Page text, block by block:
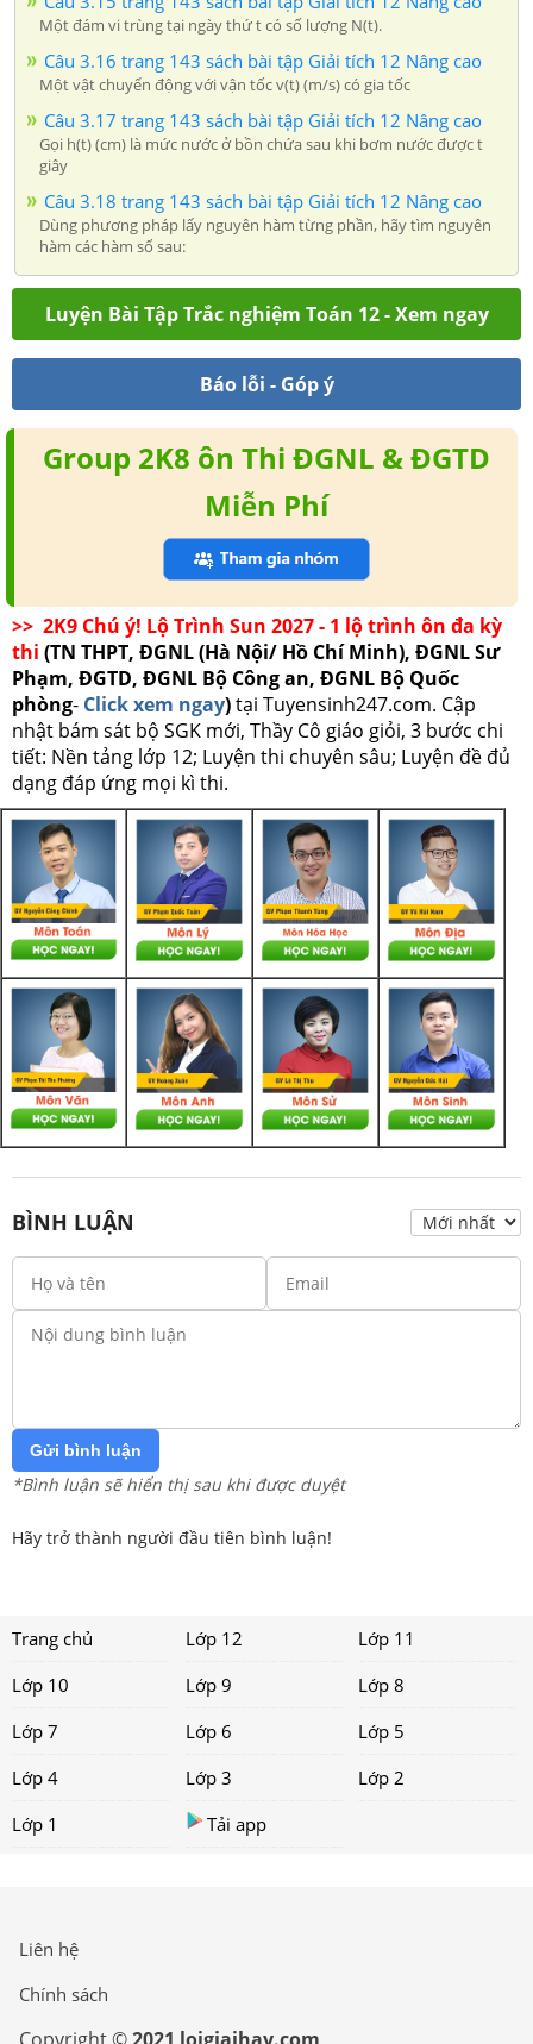
Một đám vi trùng tại ngày thứ t có số lượng N(t).
Câu 3.16 trang 143 sách bài tập Giải tích 12 Nâng cao
Một vật chuyển động với vận tốc v(t) (m/s) có gia tốc
Câu 3.17 trang 143 sách bài tập Giải tích 12 Nâng cao
Gọi h(t) (cm) là mức nước ở bồn chứa sau khi bơm nước được t
giây
Câu 3.18 trang 143 sách bài tập Giải tích 12 Nâng cao
Dùng phương pháp lấy nguyên hàm từng phần, hãy tìm nguyên
hàm các hàm số sau:
Luyện Bài Tập Trắc nghiệm Toán 12 - Xem ngay
Báo lỗi - Góp ý
Group 2K8 ôn Thi ĐGNL & ĐGTD
Miễn Phí
>> 2K9 Chú ý! Lộ Trình Sun 2027 - 1 lộ trình ôn đa kỳ
thi (TN THPT, ĐGNL (Hà Nội/ Hồ Chí Minh), ĐGNL Sư
Phạm, ĐGTD, ĐGNL Bộ Công an, ĐGNL Bộ Quốc
phòng- Click xem ngay)tại Tuyensinh247.com. Cập
nhật bám sát bộ SGK mới, Thầy Cô giáo giỏi, 3 bước chi
tiết: Nền tảng lớp 12; Luyện thi chuyên sâu; Luyện đề đủ
dạng đáp ứng mọi kì thi.
BÌNH LUẬN
Gửi bình luận
*Bình luận sẽ hiển thị sau khi được duyệt
Hãy trở thành người đầu tiên bình luận!
Trang chủ Lớp 12
Lớp 11
Lớp 10
Lớp 9
Lớp 8
Lớp 7
Lớp 6
Lớp 5
Lớp 4
Lớp 3
Lớp 2
Lớp 1
Tải app
Liên hệ
Chính sách
Copyright ©2021 loigiaihay.com